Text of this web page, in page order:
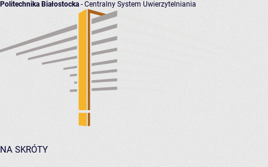
Politechnika Białostocka - Centralny System Uwierzytelniania
NA SKRÓTY